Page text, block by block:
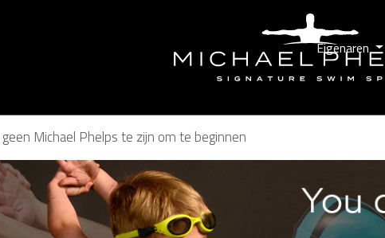
Eigenaren
Michael Phelps te zijn om te beginnen